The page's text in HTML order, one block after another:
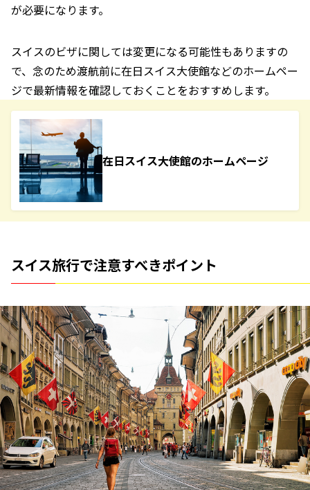
が必要になります。
スイスのビザに関しては変更になる可能性もありますの
で、念のため渡航前に在日スイス大使館などのホームペー
ジで最新情報を確認しておくことをおすすめします。
在日スイス大使館のホームページ
スイス旅行で注意すべきポイント